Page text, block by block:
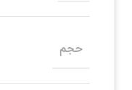
حجم